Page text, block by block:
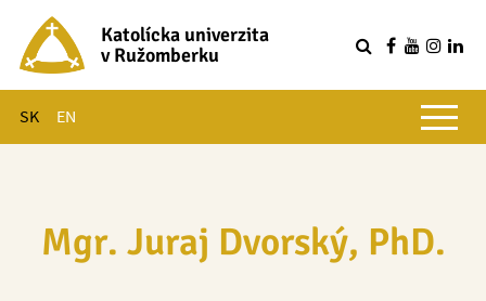
Katolícka univerzita
v Ružomberku
SK EN
Hlavné menu
Mgr. Juraj Dvorský, PhD.